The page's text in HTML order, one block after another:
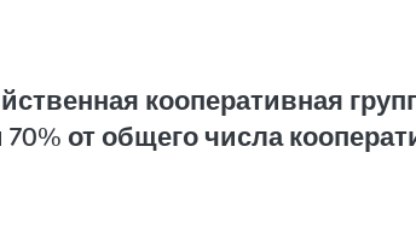
кооперативная
от общего числа